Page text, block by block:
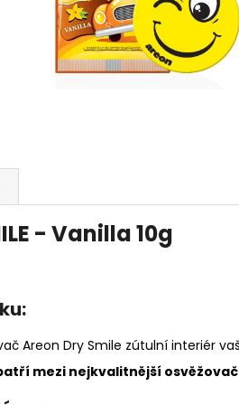
- Vanilla 10g
Areon Dry Smile zútulní interiér
mezi nejkvalitnější